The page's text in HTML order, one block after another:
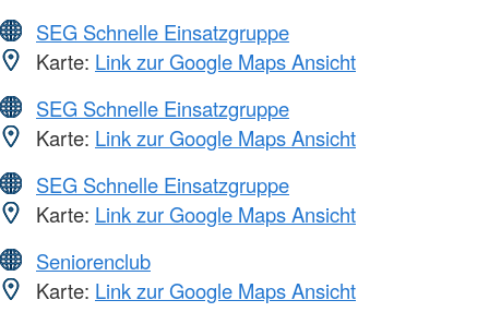
SEG Schnelle Einsatzgruppe
Karte: Link zur Google Maps Ansicht
SEG Schnelle Einsatzgruppe
Karte: Link zur Google Maps Ansicht
SEG Schnelle Einsatzgruppe
Karte: Link zur Google Maps Ansicht
Seniorenclub
Karte: Link zur Google Maps Ansicht